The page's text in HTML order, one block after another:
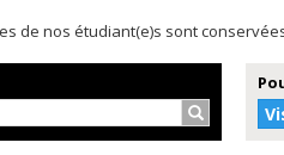
de nos étudiant(e)s sont
Rechercher…